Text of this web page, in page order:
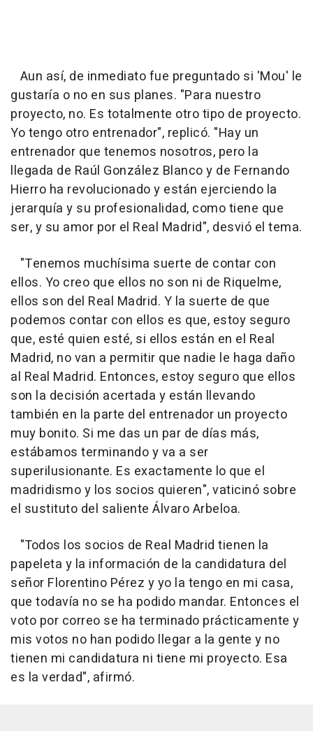
Aun así, de inmediato fue preguntado si 'Mou' le
gustaría o no en sus planes. "Para nuestro
proyecto, no. Es totalmente otro tipo de proyecto.
Yo tengo otro entrenador", replicó. "Hay un
entrenador que tenemos nosotros, pero la
llegada de Raúl González Blanco y de Fernando
Hierro ha revolucionado y están ejerciendo la
jerarquía y su profesionalidad, como tiene que
ser, y su amor por el Real Madrid", desvió el tema.
"Tenemos muchísima suerte de contar con
ellos. Yo creo que ellos no son ni de Riquelme,
ellos son del Real Madrid. Y la suerte de que
podemos contar con ellos es que, estoy seguro
que, esté quien esté, si ellos están en el Real
Madrid, no van a permitir que nadie le haga daño
al Real Madrid. Entonces, estoy seguro que ellos
son la decisión acertada y están llevando
también en la parte del entrenador un proyecto
muy bonito. Si me das un par de días más,
estábamos terminando y va a ser
superilusionante. Es exactamente lo que el
madridismo y los socios quieren", vaticinó sobre
el sustituto del saliente Álvaro Arbeloa.
"Todos los socios de Real Madrid tienen la
papeleta y la información de la candidatura del
señor Florentino Pérez y yo la tengo en mi casa,
que todavía no se ha podido mandar. Entonces el
voto por correo se ha terminado prácticamente y
mis votos no han podido llegar a la gente y no
tienen mi candidatura ni tiene mi proyecto. Esa
es la verdad", afirmó.